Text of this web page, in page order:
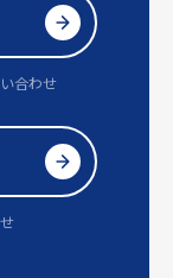
合わせ